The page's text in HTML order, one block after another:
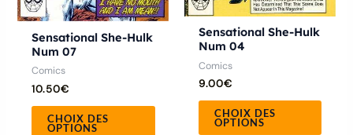
Sensational She-Hulk
Num 07
Comics
10.50€
CHOIX DES
OPTIONS
sur
Sensational She-Hulk
Num 04
Comics
9.00€
CHOIX DES
OPTIONS
sur